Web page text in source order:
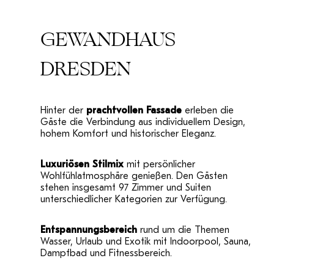
GEWANDHAUS
DRESDEN
Hinter der prachtvollen Fassade erleben die
Gäste die Verbindung aus individuellem Design,
hohem Komfort und historischer Eleganz.
Luxuriösen Stilmixmit persönlicher
Wohlfühlatmosphäre genießen. Den Gästen
stehen insgesamt 97 Zimmer und Suiten
unterschiedlicher Kategorien zur Verfügung.
Entspannungsbereich rund um die Themen
Wasser, Urlaub und Exotik mit Indoorpool, Sauna,
Dampfbad und Fitnessbereich.